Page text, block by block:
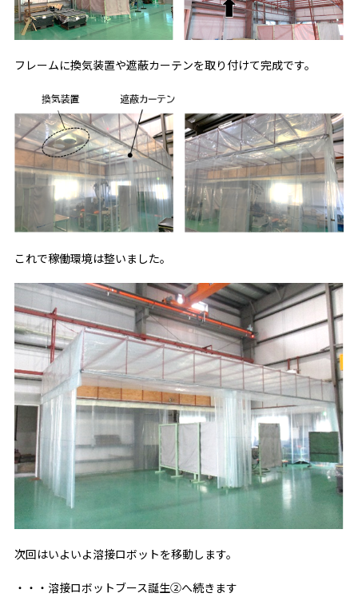
フレームに換気装置や遮蔽カーテンを取り付けて完成です。
これで稼働環境は整いました。
次回はいよいよ溶接ロボットを移動します。
・・・溶接ロボットブース誕生②へ続きます